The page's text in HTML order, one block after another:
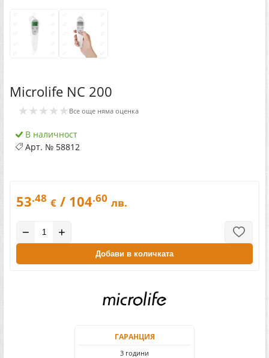
Microlife NC 200
★★★★★ Все още няма оценка
В наличност
Арт. № 58812
53.48 € / 104.60 лв.
− +
Добави в количката
ГАРАНЦИЯ
3 години